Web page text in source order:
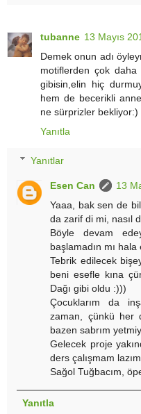
tubanne 13 Mayıs
Demek onun adı
motiflerden çok daha
gibisin,elin hiç
hem de becerikli
ne sürprizler bekliyor:)
Yanıtla
Yanıtlar
Esen Can
13
Yaaa, bak sen de
da zarif di mi, nasıl
Böyle devam
başlamadın mı
Tebrik edilecek
beni esefle kına
Dağı gibi oldu :)))
Çocuklarım da
zaman, çünkü her
bazen sabrım
Gelecek proje
ders çalışmam
Sağol Tuğbacım,
Yanıtla